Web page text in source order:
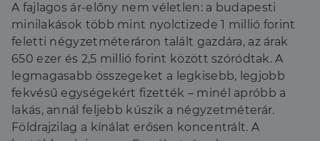
A fajlagos ár-előny nem véletlen: a budapesti
minilakások több mint nyolctizede 1 millió forint
feletti négyzetméteráron talált gazdára, az árak
650 ezer és 2,5 millió forint között szóródtak. A
legmagasabb összegeket a legkisebb, legjobb
fekvésű egységekért fizették – minél apróbb a
lakás, annál feljebb kúszik a négyzetméterár.
Földrajzilag a kínálat erősen koncentrált. A